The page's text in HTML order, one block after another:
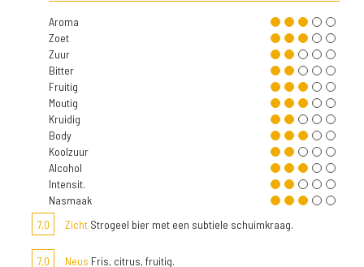
Aroma
Zoet
Zuur
Bitter
Fruitig
Moutig
Kruidig
Body
Koolzuur
Alcohol
Intensit.
Nasmaak
7,0
Zicht Strogeel bier met een subtiele schuimkraag.
7,0 Neus Fris, citrus, fruitig.